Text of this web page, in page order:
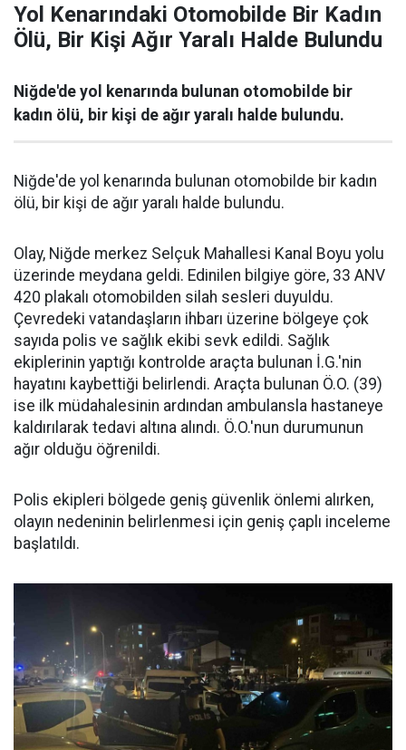
Yol Kenarındaki Otomobilde Bir Kadın
Ölü, Bir Kişi Ağır Yaralı Halde Bulundu
Niğde'de yol kenarında bulunan otomobilde bir
kadın ölü, bir kişi de ağır yaralı halde bulundu.
Niğde'de yol kenarında bulunan otomobilde bir kadın
ölü, bir kişi de ağır yaralı halde bulundu.
Olay, Niğde merkez Selçuk Mahallesi Kanal Boyu yolu
üzerinde meydana geldi. Edinilen bilgiye göre, 33 ANV
420 plakalı otomobilden silah sesleri duyuldu.
Çevredeki vatandaşların ihbarı üzerine bölgeye çok
sayıda polis ve sağlık ekibi sevk edildi. Sağlık
ekiplerinin yaptığı kontrolde araçta bulunan İ.G.'nin
hayatını kaybettiği belirlendi. Araçta bulunan Ö.O. (39)
ise ilk müdahalesinin ardından ambulansla hastaneye
kaldırılarak tedavi altına alındı. Ö.O.'nun durumunun
ağır olduğu öğrenildi.
Polis ekipleri bölgede geniş güvenlik önlemi alırken,
olayın nedeninin belirlenmesi için geniş çaplı inceleme
başlatıldı.